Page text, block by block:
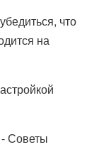
что
на
- Советы